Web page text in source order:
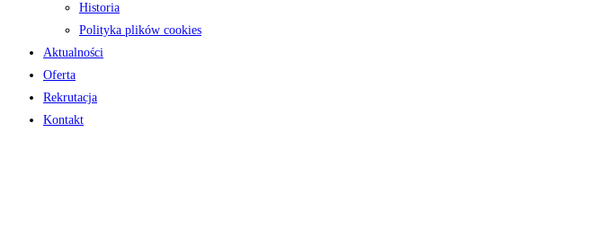
Historia
Polityka plików cookies
Aktualności
Oferta
Rekrutacja
Kontakt